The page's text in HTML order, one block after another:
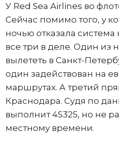
У Red Sea Airlines во
Сейчас помимо того, у
ночью отказала
все три в деле. Один из
вылететь в Санкт-
один задействован на
маршрутах. А третий
Краснодара. Судя по
выполнит 4S325, но не
местному времени.